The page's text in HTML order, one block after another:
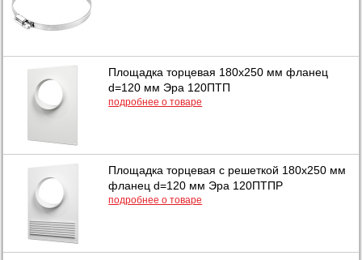
Площадка торцевая 180х250 мм фланец
d=120 мм Эра 120ПТП
подробнее о товаре
Площадка торцевая с решеткой 180х250 мм
фланец d=120 мм Эра 120ПТПР
подробнее о товаре